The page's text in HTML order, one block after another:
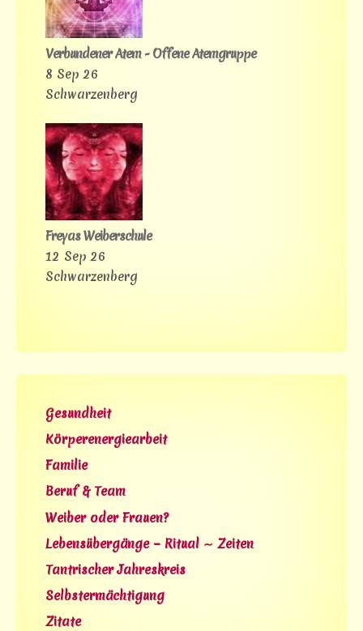
Verbundener Atem - Offene Atemgruppe
8 Sep 26
Schwarzenberg
Freyas Weiberschule
12 Sep 26
Schwarzenberg
Gesundheit
Körperenergiearbeit
Familie
Beruf & Team
Weiber oder Frauen?
Lebensübergänge – Ritual ∼ Zeiten
Tantrischer Jahreskreis
Selbstermächtigung
Zitate